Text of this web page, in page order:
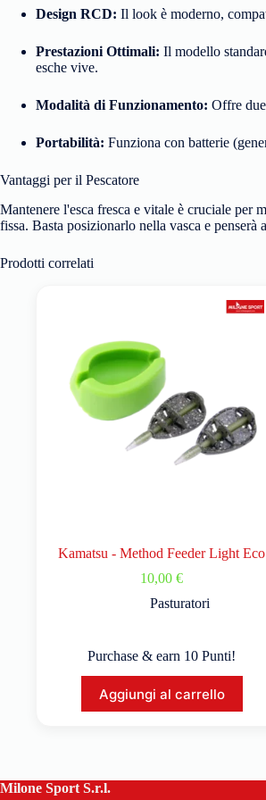
Design RCD: Il look è moderno,
Prestazioni Ottimali: Il modello
esche vive.
Modalità di Funzionamento: Offre
Portabilità: Funziona con batterie
Vantaggi per il Pescatore
Mantenere l'esca fresca e vitale è cruciale
fissa. Basta posizionarlo nella vasca e penserà
Prodotti correlati
Kamatsu - Method Feeder Light Eco
10,00€
Pasturatori
Purchase & earn 10 Punti!
Aggiungi al carrello
Milone Sport S.r.l.